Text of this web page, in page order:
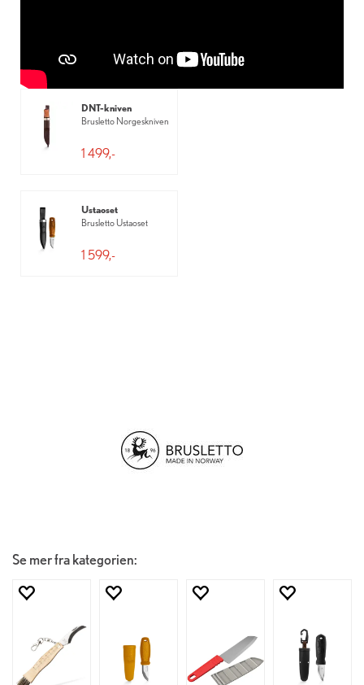
DNT-kniven
Brusletto Norgeskniven
1 499,-
Ustaoset
Brusletto Ustaoset
1 599,-
Se mer fra kategorien: